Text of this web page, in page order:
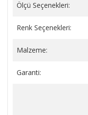
Ölçü Seçenekleri:
Renk Seçenekleri:
Malzeme:
Garanti: